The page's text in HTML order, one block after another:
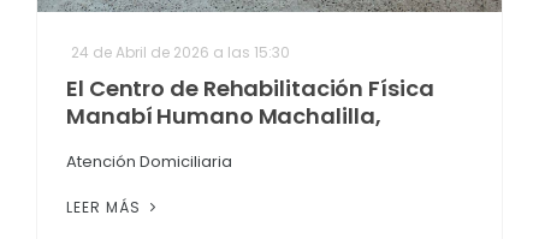
24 de Abril de 2026 a las 15:30
El Centro de Rehabilitación Física
Manabí Humano Machalilla,
Atención Domiciliaria
LEER MÁS